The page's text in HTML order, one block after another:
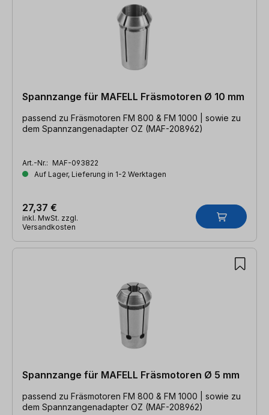
Spannzange für MAFELL Fräsmotoren Ø 10 mm
passend zu Fräsmotoren FM 800 & FM 1000 | sowie zu
dem Spannzangenadapter OZ (MAF-208962)
Art.-Nr.: MAF-093822
Auf Lager, Lieferung in 1-2 Werktagen
27,37 €
inkl. MwSt. zzgl.
Versandkosten
Spannzange für MAFELL Fräsmotoren Ø 5 mm
passend zu Fräsmotoren FM 800 & FM 1000 | sowie zu
dem Spannzangenadapter OZ (MAF-208962)